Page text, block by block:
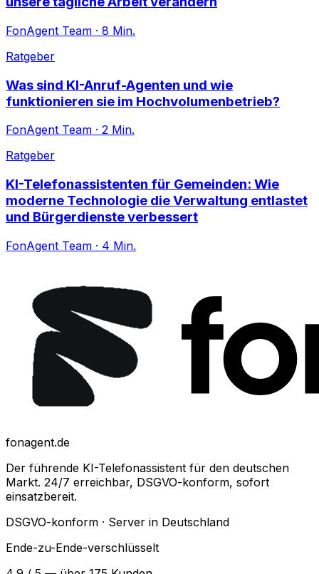
FonAgent Team · 8 Min.
Ratgeber
Was sind KI-Anruf-Agenten und wie
funktionieren sie im Hochvolumenbetrieb?
FonAgent Team · 2 Min.
Ratgeber
KI-Telefonassistenten für Gemeinden: Wie
moderne Technologie die Verwaltung entlastet
und Bürgerdienste verbessert
FonAgent Team · 4 Min.
fonagent.de
Der führende KI-Telefonassistent für den deutschen
Markt. 24/7 erreichbar, DSGVO-konform, sofort
einsatzbereit.
DSGVO-konform · Server in Deutschland
Ende-zu-Ende-verschlüsselt